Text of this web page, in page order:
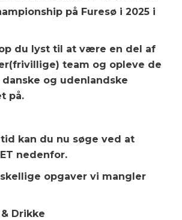
på Furesø i 2025 i
du lyst til at være en del af
team og opleve de
og udenlandske
på.
kan du nu søge ved at
nedenfor.
opgaver vi mangler
Drikke